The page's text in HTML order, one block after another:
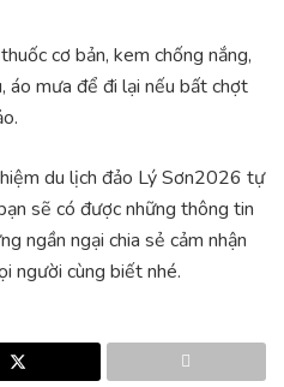
cơ bản, kem chống nắng,
áo mưa để đi lại nếu bất chợt
du lịch đảo Lý Sơn2026 tự
sẽ có được những thông tin
ngần ngại chia sẻ cảm nhận
người cùng biết nhé.